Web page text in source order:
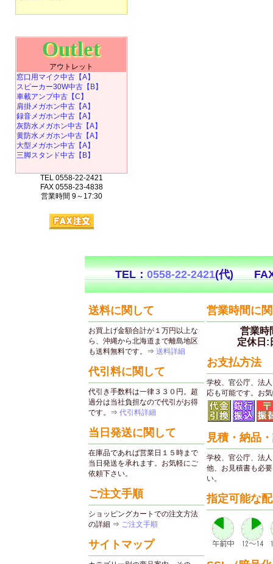
Outlet
アウトレット
窓口用マイク中古【A】
スピーカー30W中古【B】
車載アンプ中古【C】
肩掛メガホン中古【A】
録音メガホン中古【A】
灰防水メガホン中古【A】
黄防水メガホン中古【A】
大型メガホン中古【A】
三脚スタンド中古【B】
TEL 0558-22-2421
FAX 0558-23-4838
営業時間 9～17:30